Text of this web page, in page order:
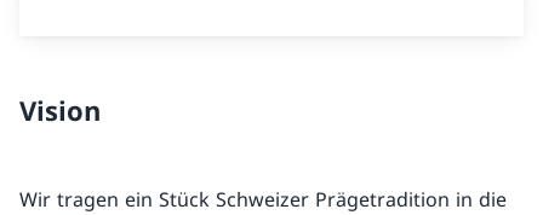
Vision
Wir tragen ein Stück Schweizer Prägetradition in die